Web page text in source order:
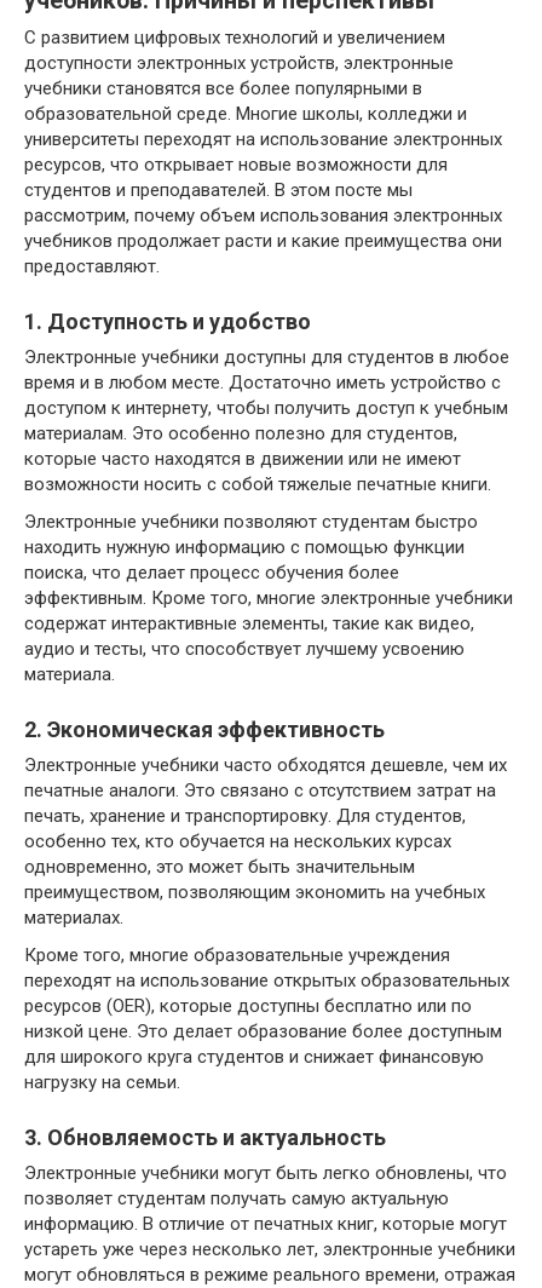
С развитием цифровых технологий и увеличением
доступности электронных устройств, электронные
учебники становятся все более популярными в
образовательной среде. Многие школы, колледжи и
университеты переходят на использование электронных
ресурсов, что открывает новые возможности для
студентов и преподавателей. В этом посте мы
рассмотрим, почему объем использования электронных
учебников продолжает расти и какие преимущества они
предоставляют.
1. Доступность и удобство
Электронные учебники доступны для студентов в любое
время и в любом месте. Достаточно иметь устройство с
доступом к интернету, чтобы получить доступ к учебным
материалам. Это особенно полезно для студентов,
которые часто находятся в движении или не имеют
возможности носить с собой тяжелые печатные книги.
Электронные учебники позволяют студентам быстро
находить нужную информацию с помощью функции
поиска, что делает процесс обучения более
эффективным. Кроме того, многие электронные учебники
содержат интерактивные элементы, такие как видео,
аудио и тесты, что способствует лучшему усвоению
материала.
2. Экономическая эффективность
Электронные учебники часто обходятся дешевле, чем их
печатные аналоги. Это связано с отсутствием затрат на
печать, хранение и транспортировку. Для студентов,
особенно тех, кто обучается на нескольких курсах
одновременно, это может быть значительным
преимуществом, позволяющим экономить на учебных
материалах.
Кроме того, многие образовательные учреждения
переходят на использование открытых образовательных
ресурсов (OER), которые доступны бесплатно или по
низкой цене. Это делает образование более доступным
для широкого круга студентов и снижает финансовую
нагрузку на семьи.
3. Обновляемость и актуальность
Электронные учебники могут быть легко обновлены, что
позволяет студентам получать самую актуальную
информацию. В отличие от печатных книг, которые могут
устареть уже через несколько лет, электронные учебники
могут обновляться в режиме реального времени, отражая